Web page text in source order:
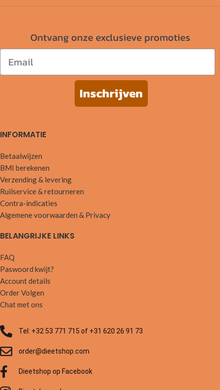
Ontvang onze exclusieve promoties
Email
Inschrijven
INFORMATIE
Betaalwijzen
BMI berekenen
Verzending & levering
Ruilservice & retourneren
Contra-indicaties
Algemene voorwaarden & Privacy
BELANGRIJKE LINKS
FAQ
Paswoord kwijt?
Account details
Order Volgen
Chat met ons
Tel: +32 53 771 715 of +31 620 26 91 73
order@dieetshop.com
Dieetshop op Facebook